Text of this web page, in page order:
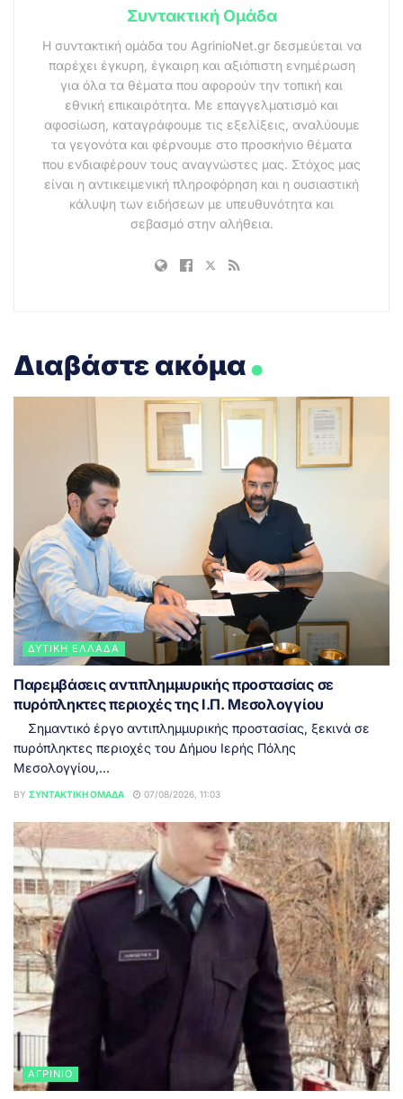
Συντακτική Ομάδα
Η συντακτική ομάδα του AgrinioNet.gr δεσμεύεται να
παρέχει έγκυρη, έγκαιρη και αξιόπιστη ενημέρωση
για όλα τα θέματα που αφορούν την τοπική και
εθνική επικαιρότητα. Με επαγγελματισμό και
αφοσίωση, καταγράφουμε τις εξελίξεις, αναλύουμε
τα γεγονότα και φέρνουμε στο προσκήνιο θέματα
που ενδιαφέρουν τους αναγνώστες μας. Στόχος μας
είναι η αντικειμενική πληροφόρηση και η ουσιαστική
κάλυψη των ειδήσεων με υπευθυνότητα και
σεβασμό στην αλήθεια.
Διαβάστε ακόμα.
ΔΥΤΙΚΉ ΕΛΛΆΔΑ
Παρεμβάσεις αντιπλημμυρικής προστασίας σε
πυρόπληκτες περιοχές της Ι.Π. Μεσολογγίου
Σημαντικό έργο αντιπλημμυρικής προστασίας, ξεκινά σε
πυρόπληκτες περιοχές του Δήμου Ιερής Πόλης
Μεσολογγίου,...
BY ΣΥΝΤΑΚΤΙΚΉ ΟΜΆΔΑ 07/08/2026, 11:03
ΑΓΡΊΝΙΟ